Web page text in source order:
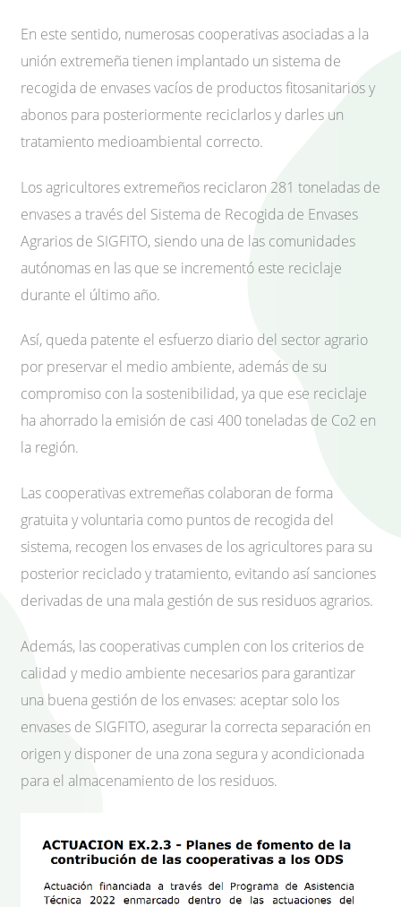
En este sentido, numerosas cooperativas asociadas a la
unión extremeña tienen implantado un sistema de
recogida de envases vacíos de productos fitosanitarios y
abonos para posteriormente reciclarlos y darles un
tratamiento medioambiental correcto.
Los agricultores extremeños reciclaron 281 toneladas de
envases a través del Sistema de Recogida de Envases
Agrarios de SIGFITO, siendo una de las comunidades
autónomas en las que se incrementó este reciclaje
durante el último año.
Así, queda patente el esfuerzo diario del sector agrario
por preservar el medio ambiente, además de su
compromiso con la sostenibilidad, ya que ese reciclaje
ha ahorrado la emisión de casi 400 toneladas de Co2 en
la región.
Las cooperativas extremeñas colaboran de forma
gratuita y voluntaria como puntos de recogida del
sistema, recogen los envases de los agricultores para su
posterior reciclado y tratamiento, evitando así sanciones
derivadas de una mala gestión de sus residuos agrarios.
Además, las cooperativas cumplen con los criterios de
calidad y medio ambiente necesarios para garantizar
una buena gestión de los envases: aceptar solo los
envases de SIGFITO, asegurar la correcta separación en
origen y disponer de una zona segura y acondicionada
para el almacenamiento de los residuos.